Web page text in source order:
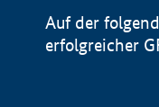
Auf der
erfolgreicher